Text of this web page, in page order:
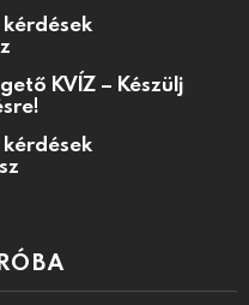
KVÍZ – Készülj